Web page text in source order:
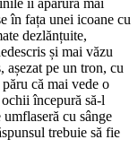
în fața unei icoane cu
dezlănțuite,
și mai văzu
așezat pe un tron, cu
că mai vede o
începură să-l
cu sânge
trebuie să fie